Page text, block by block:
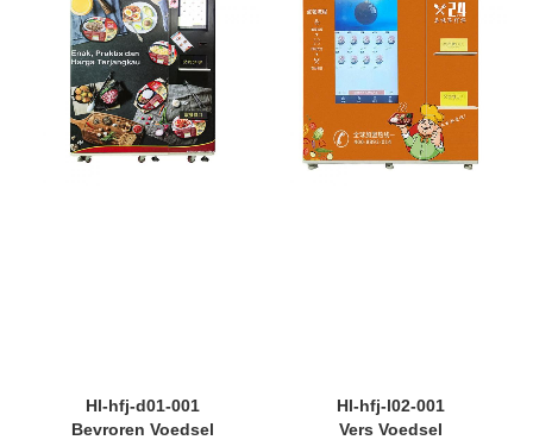
Hl-hfj-d01-001
Bevroren Voedsel
Hl-hfj-l02-001
Vers Voedsel